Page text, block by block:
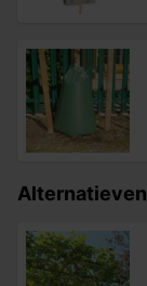
Alternatieven